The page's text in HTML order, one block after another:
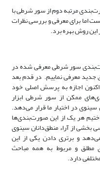
مرتبه دوم از سور شرطی با
اما برای معرفی و بررسی نظرات
این روش بهره برد.
سور شرطی معرفی شده در
جدید معرفی نماییم. در قدم بعد
اجازه به پرسش اصلی خود
ممکن از سور شرطی ابزار
در اختیار ما قرار می‌دهد.
هر یک از این صورت‌بندی‌ها
بخشی از آراء منطق‌دانان سینوی
و برتری دادن یکی از این
مطلق و مربوط به همه مباحث
دارد.